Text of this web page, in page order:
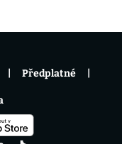
Předplatné